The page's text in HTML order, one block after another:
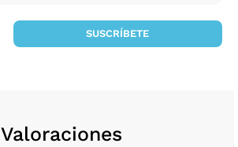
SUSCRÍBETE
Valoraciones